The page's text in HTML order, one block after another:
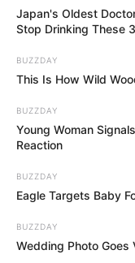
Japan's Oldest
Stop Drinking These
BUZZDAY
This Is How Wild
BUZZDAY
Young Woman
Reaction
BUZZDAY
Eagle Targets Baby
BUZZDAY
Wedding Photo Goes